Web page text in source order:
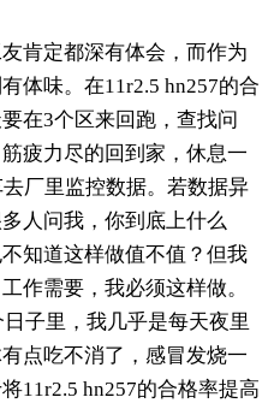
定都深有体会，而作为
体味。在11r2.5 hn257的合
在3个区来回跑，查找问
疲力尽的回到家，休息一
厂里监控数据。若数据异
人问我，你到底上什么
知道这样做值不值？但我
作需要，我必须这样做。
子里，我几乎是每天夜里
点吃不消了，感冒发烧一
11r2.5 hn257的合格率提高